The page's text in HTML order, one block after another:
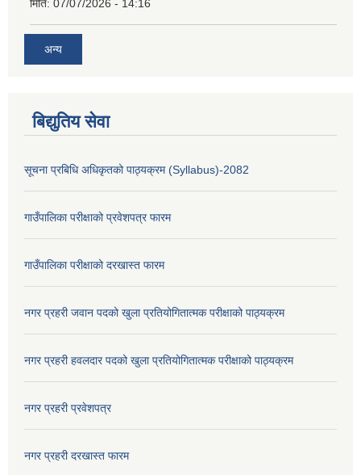
मिति: 07/07/2026 - 14:16
अन्य
बिद्युतिय सेवा
सूचना प्रबिधि अधिकृतको पाठ्यक्रम (Syllabus)-2082
गाउँपालिका परीक्षाको प्रवेशपत्र फारम
गाउँपालिका परीक्षाको दरखास्त फारम
नगर प्रहरी जवान पदको खुला प्रतियोगितात्मक परीक्षाको पाठ्यक्रम
नगर प्रहरी हवलदार पदको खुला प्रतियोगितात्मक परीक्षाको पाठ्यक्रम
नगर प्रहरी प्रवेशपत्र
नगर प्रहरी दरखास्त फारम